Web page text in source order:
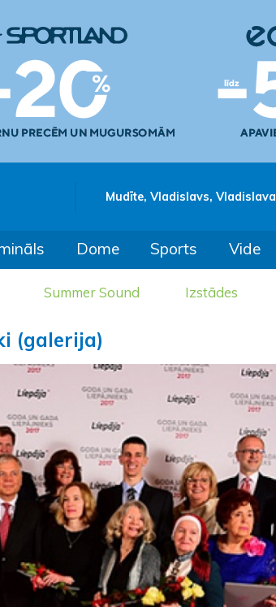
Mudīte, Vladislavs, Vladislava
Dome Sports Vide
Summer Sound Izstādes
(galerija)